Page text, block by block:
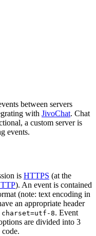
between servers
with JivoChat. Chat
a custom server is
events.
is HTTPS (at the
). An event is contained
(note: text encoding in
an appropriate header
8. Event
are divided into 3